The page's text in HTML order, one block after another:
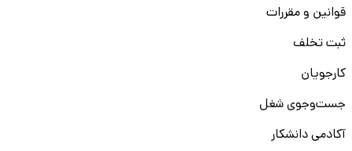
قوانین و مقررات
ثبت تخلف
کارجویان
جست‌و‌جوی شغل
آکادمی دانشکار